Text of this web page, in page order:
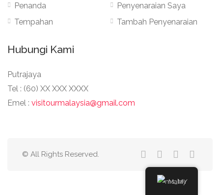
Penanda
Tempahan
Penyenaraian Saya
Tambah Penyenaraian
Hubungi Kami
Putrajaya
Tel : (60) XX XXX XXXX
Emel : visitourmalaysia@gmail.com
© All Rights Reserved.
Malay